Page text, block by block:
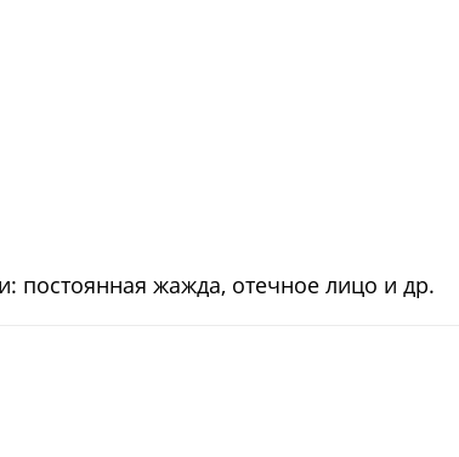
постоянная жажда, отечное лицо и др.